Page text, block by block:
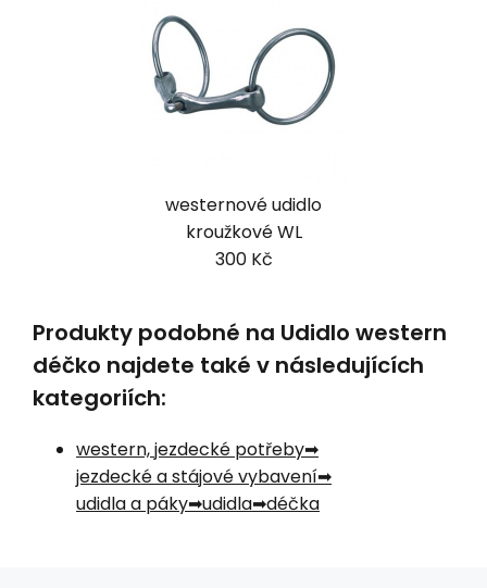
westernové udidlo
kroužkové WL
300 Kč
Produkty podobné na Udidlo western
déčko najdete také v následujících
kategoriích:
western, jezdecké potřeby
jezdecké a stájové vybavení
udidla a páky udidla déčka